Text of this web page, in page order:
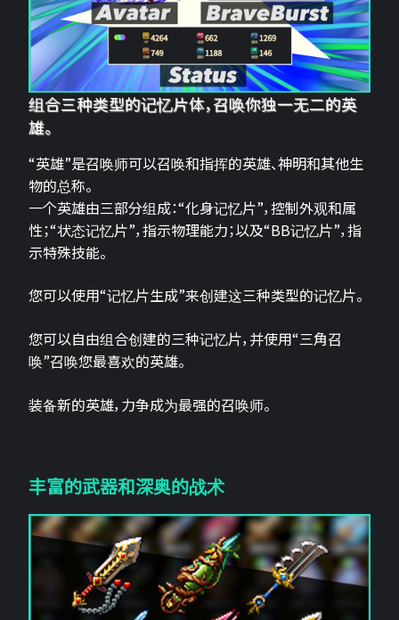
组合三种类型的记忆片体，召唤你独一无二的英
雄。
“英雄”是召唤师可以召唤和指挥的英雄、神明和其他生
物的总称。
一个英雄由三部分组成：“化身记忆片”，控制外观和属
性；“状态记忆片”，指示物理能力；以及“BB记忆片”，指
示特殊技能。
您可以使用“记忆片生成”来创建这三种类型的记忆片。
您可以自由组合创建的三种记忆片，并使用“三角召
唤”召唤您最喜欢的英雄。
装备新的英雄，力争成为最强的召唤师。
丰富的武器和深奥的战术